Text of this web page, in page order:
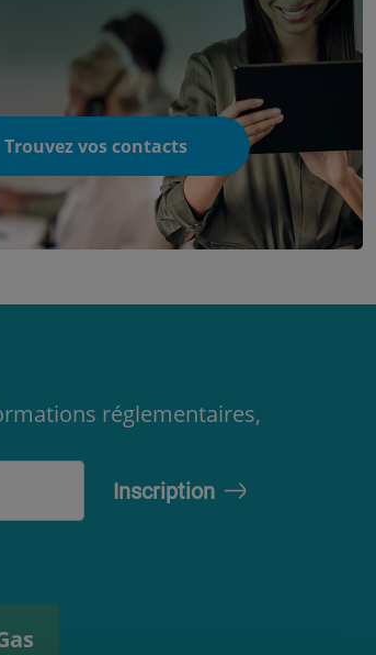
Trouvez vos contacts
réglementaires,